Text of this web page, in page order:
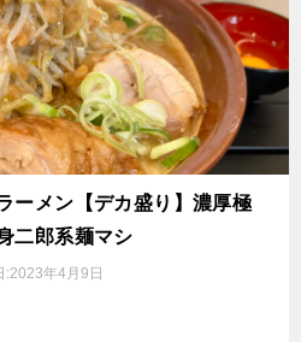
ーメン【デカ盛り】濃厚極
二郎系麺マシ
:2023年4月9日